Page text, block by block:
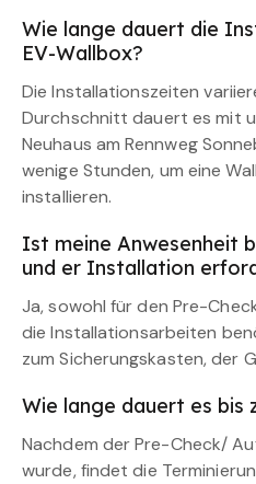
Wie lange dauert die
EV-Wallbox?
Die Installationszeiten
Durchschnitt dauert es mit
Neuhaus am Rennweg
wenige Stunden, um eine
installieren.
Ist meine Anwesenheit
und er Installation
Ja, sowohl für den Pre-
die Installationsarbeiten
zum Sicherungskasten, der
Wie lange dauert es bis
Nachdem der Pre-Check/
wurde, findet die